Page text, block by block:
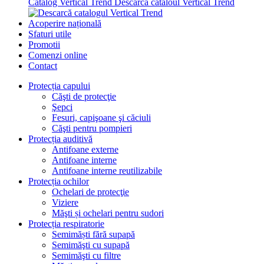
Catalog Vertical Trend Descarcă cataloul Vertical Trend
Acoperire națională
Sfaturi utile
Promotii
Comenzi online
Contact
Protecția capului
Căşti de protecţie
Şepci
Fesuri, capişoane şi căciuli
Căşti pentru pompieri
Protecția auditivă
Antifoane externe
Antifoane interne
Antifoane interne reutilizabile
Protecția ochilor
Ochelari de protecţie
Viziere
Măşti și ochelari pentru sudori
Protecția respiratorie
Semimăști fără supapă
Semimăşti cu supapă
Semimăşti cu filtre